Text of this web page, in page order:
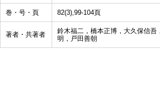
巻・号・頁 82(3),99-104頁
著者・共著者
鈴木福二，橋本正博，大久保信吾
明，戸田善朝